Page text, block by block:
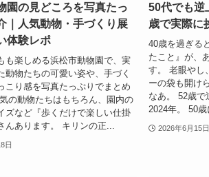
園の見どころを写真たっ
｜人気動物・手づくり展
体験レポ
も楽しめる浜松市動物園で、実
動物たちの可愛い姿や、手づく
こり感を写真たっぷりでまとめ
の動物たちはもちろん、園内の
ズなど『歩くだけで楽しい仕掛
んあります。 キリンの正...
日
50代でも逆
歳で実際に
40歳を過ぎる
たこと』が、
す。 老眼やし
ーの袋も開け
なあ。 52歳で
2024年。 50
2026年6月15日